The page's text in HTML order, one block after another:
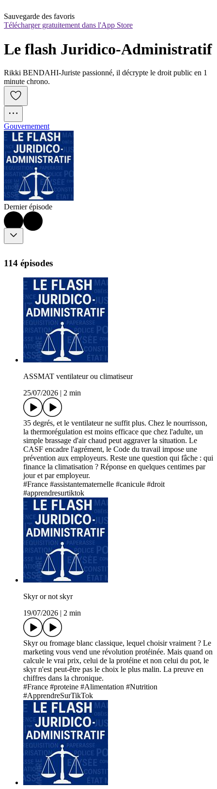
Sauvegarde des favoris
Télécharger gratuitement dans l'App Store
Le flash Juridico-Administratif
Rikki BENDAHI-Juriste passionné, il décrypte le droit public en 1
minute chrono.
Gouvernement
Dernier épisode
114 épisodes
ASSMAT ventilateur ou climatiseur
25/07/2026
2 min
35 degrés, et le ventilateur ne suffit plus. Chez le nourrisson,
la thermorégulation est moins efficace que chez l'adulte, un
simple brassage d'air chaud peut aggraver la situation. Le
CASF encadre l'agrément, le Code du travail impose une
prévention aux employeurs. Reste une question qui fâche : qui
finance la climatisation ? Réponse en quelques centimes par
jour et par employeur.
#France #assistantematernelle #canicule #droit
#apprendresurtiktok
Skyr or not skyr
19/07/2026
2 min
Skyr ou fromage blanc classique, lequel choisir vraiment ? Le
marketing vous vend une révolution protéinée. Mais quand on
calcule le vrai prix, celui de la protéine et non celui du pot, le
skyr n'est peut-être pas le choix le plus malin. La preuve en
chiffres dans la chronique.
#France #proteine #Alimentation #Nutrition
#ApprendreSurTikTok